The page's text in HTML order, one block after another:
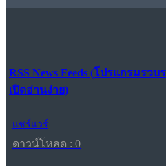
RSS News Feeds (โปรแกรมรว
เปิดอ่านง่าย)
แชร์แวร์
ดาวน์โหลด : 0